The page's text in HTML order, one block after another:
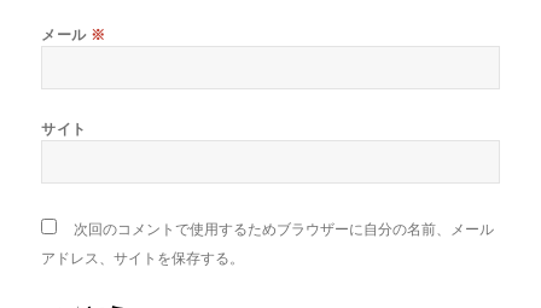
メール ※
サイト
次回のコメントで使用するためブラウザーに自分の名前、メール
アドレス、サイトを保存する。